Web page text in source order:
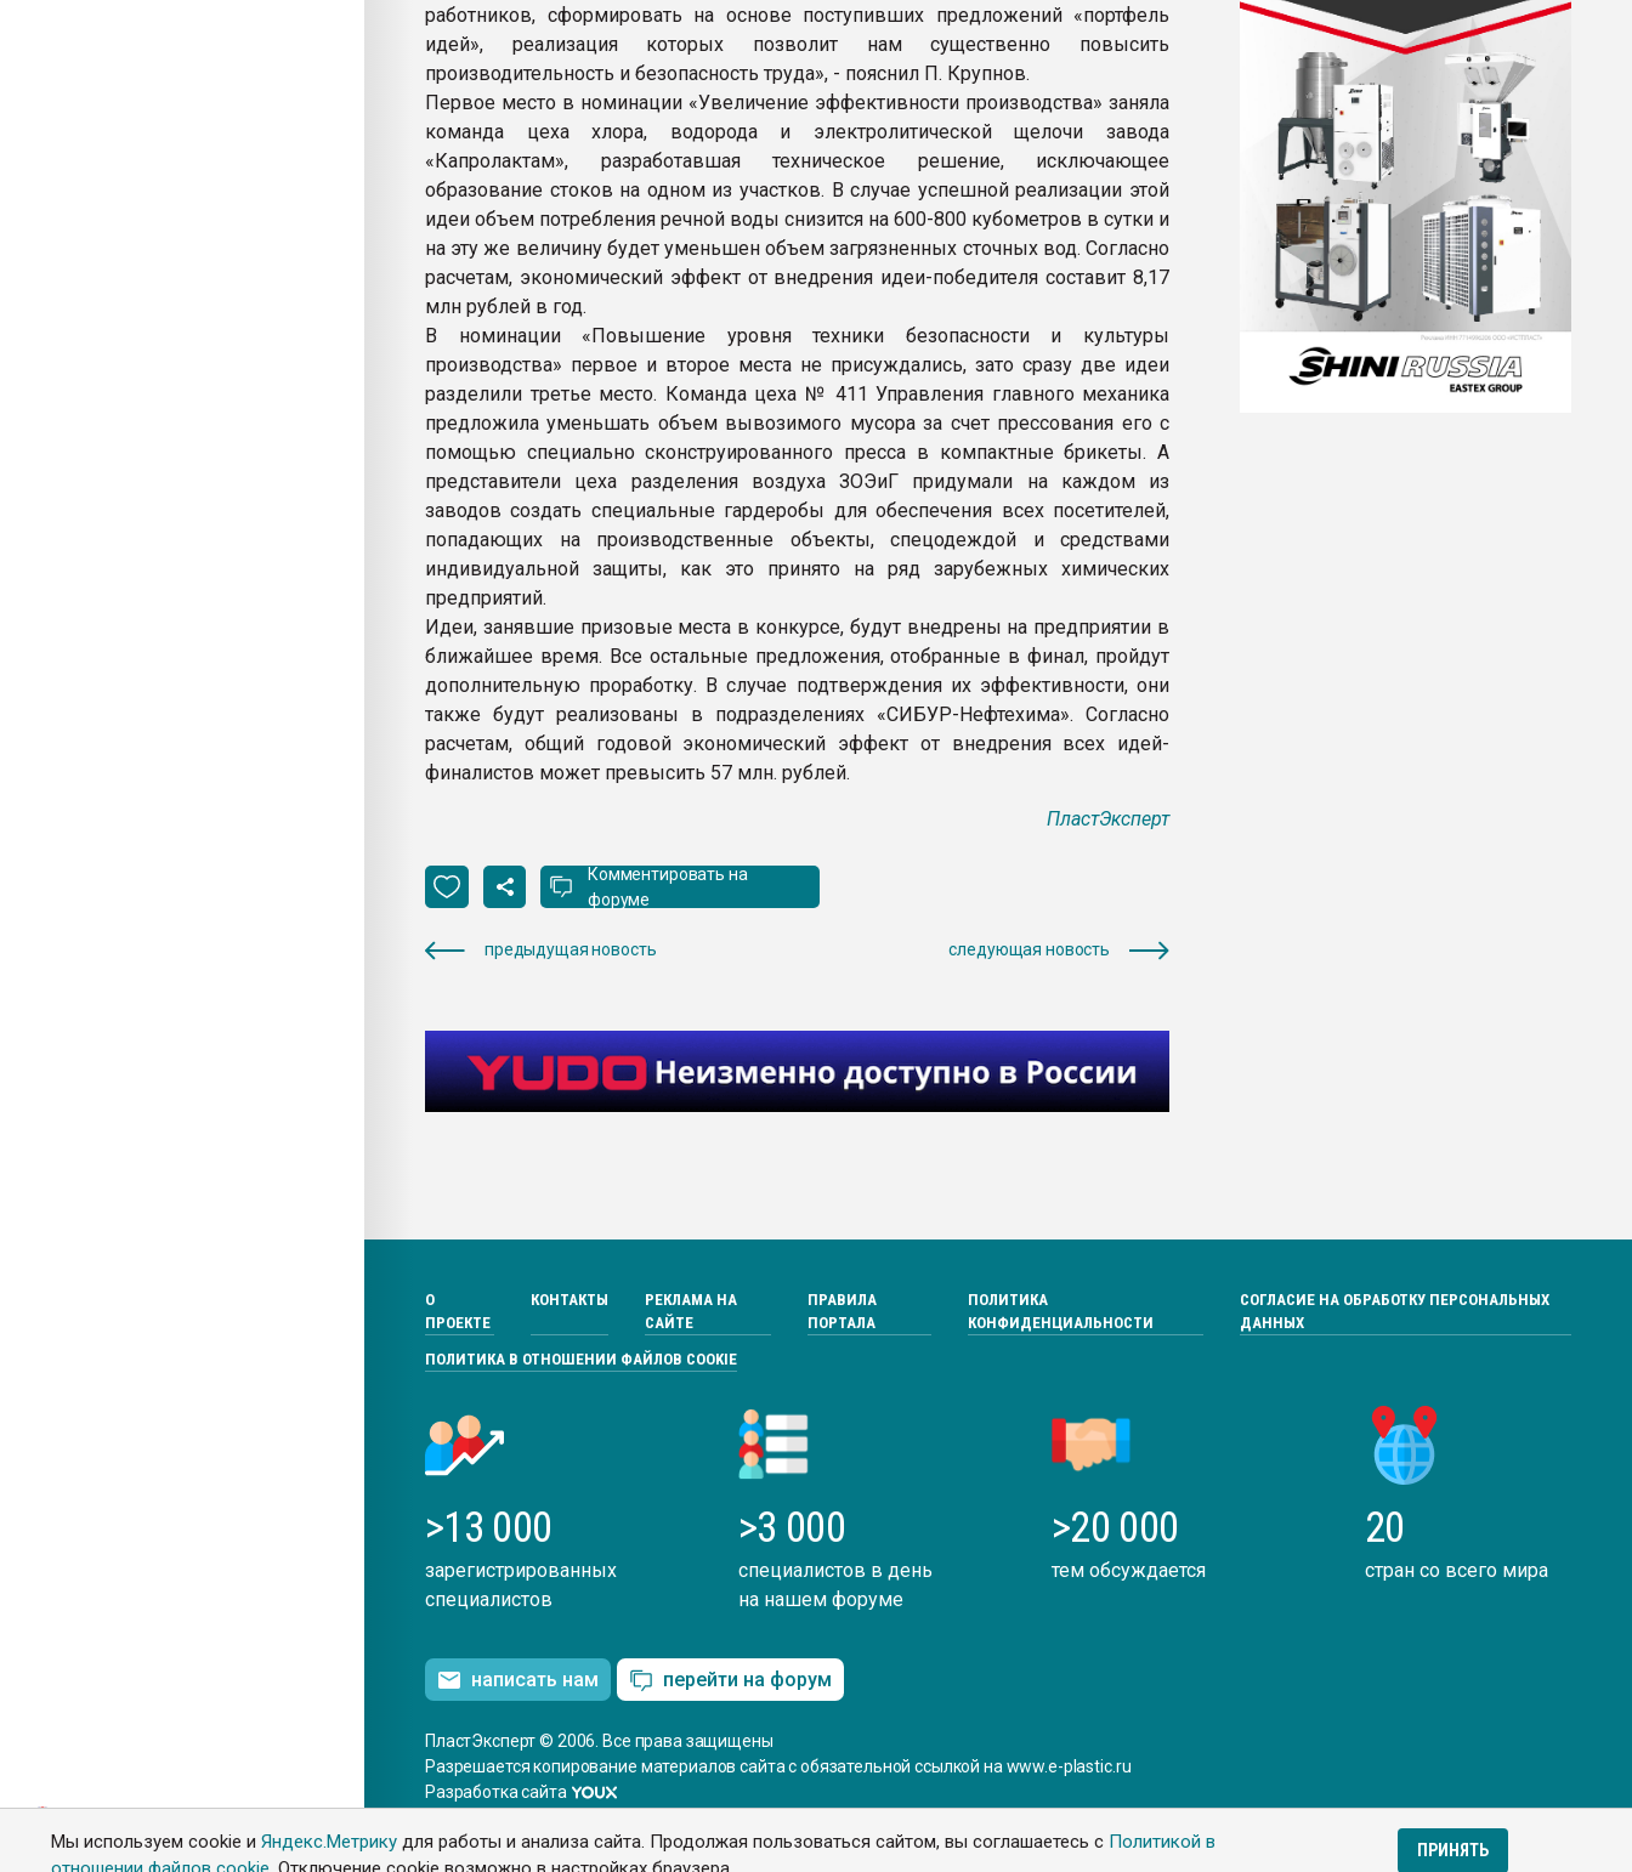
Мы используем cookie иЯндекс.Метрику для работы и анализа сайта. Продолжая пользоваться сайтом, вы соглашаетесь с Политикой в
ПРИНЯТЬ
работников, сформировать на основе поступивших предложений «портфель
идей», реализация которых позволит нам существенно повысить
производительность и безопасность труда», - пояснил П. Крупнов.
Первое место в номинации «Увеличение эффективности производства» заняла
команда цеха хлора, водорода и электролитической щелочи завода
«Капролактам», разработавшая техническое решение, исключающее
образование стоков на одном из участков. В случае успешной реализации этой
идеи объем потребления речной воды снизится на 600-800 кубометров в сутки и
на эту же величину будет уменьшен объем загрязненных сточных вод. Согласно
расчетам, экономический эффект от внедрения идеи-победителя составит 8,17
млн рублей в год.
В номинации «Повышение уровня техники безопасности и культуры
производства» первое и второе места не присуждались, зато сразу две идеи
разделили третье место. Команда цеха № 411 Управления главного механика
предложила уменьшать объем вывозимого мусора за счет прессования его с
помощью специально сконструированного пресса в компактные брикеты. А
представители цеха разделения воздуха ЗОЭиГ придумали на каждом из
заводов создать специальные гардеробы для обеспечения всех посетителей,
попадающих на производственные объекты, спецодеждой и средствами
индивидуальной защиты, как это принято на ряд зарубежных химических
предприятий.
Идеи, занявшие призовые места в конкурсе, будут внедрены на предприятии в
ближайшее время. Все остальные предложения, отобранные в финал, пройдут
дополнительную проработку. В случае подтверждения их эффективности, они
также будут реализованы в подразделениях «СИБУР-Нефтехима». Согласно
расчетам, общий годовой экономический эффект от внедрения всех идей-
финалистов может превысить 57 млн. рублей.
ПластЭксперт
Комментировать на
форуме
предыдущая новость следующая новость
О
ПРОЕКТЕ
КОНТАКТЫ
РЕКЛАМА НА
САЙТЕ
ПРАВИЛА
ПОРТАЛА
ПОЛИТИКА
КОНФИДЕНЦИАЛЬНОСТИ
СОГЛАСИЕ НА ОБРАБОТКУ ПЕРСОНАЛЬНЫХ
ДАННЫХ
ПОЛИТИКА В ОТНОШЕНИИ ФАЙЛОВ COOKIE
>13 000
зарегистрированных
специалистов
>3 000
специалистов в день
на нашем форуме
>20 000
тем обсуждается
20
стран со всего мира
написать нам перейти на форум
ПластЭксперт © 2006. Все права защищены
Разрешается копирование материалов сайта с обязательной ссылкой на www.e-plastic.ru
Разработка сайта